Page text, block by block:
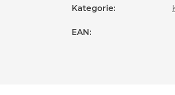
Kategorie:
EAN :